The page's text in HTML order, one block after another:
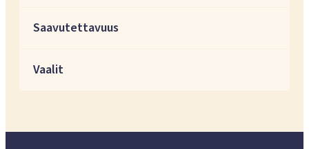
Saavutettavuus
Vaalit